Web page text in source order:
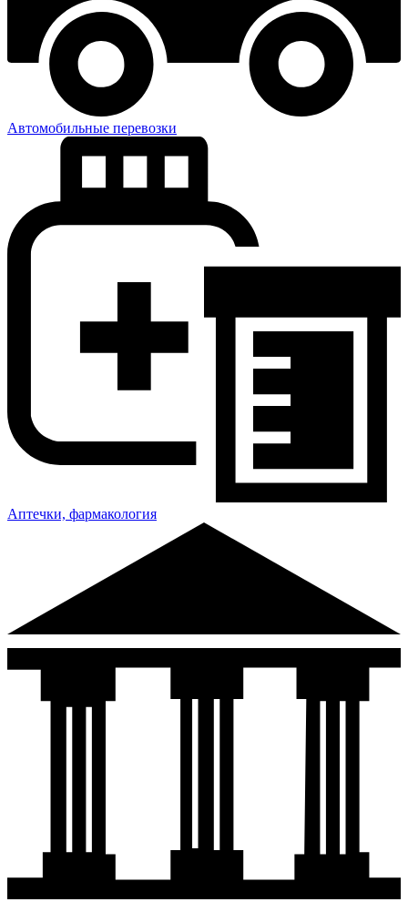
Автомобильные перевозки
Аптечки, фармакология